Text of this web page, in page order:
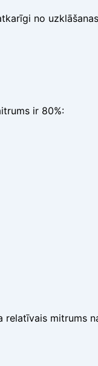
no
ir 80%:
relatīvais mitrums